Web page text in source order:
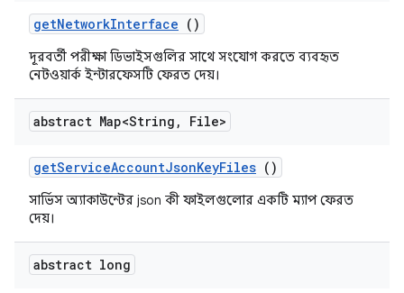
getNetworkInterface ()
দূরবর্তী পরীক্ষা ডিভাইসগুলির সাথে সংযোগ করতে ব্যবহৃত
নেটওয়ার্ক ইন্টারফেসটি ফেরত দেয়।
abstract Map<String , File>
getServiceAccountJsonKeyFiles ()
সার্ভিস অ্যাকাউন্টের json কী ফাইলগুলোর একটি ম্যাপ ফেরত
দেয়।
abstract long